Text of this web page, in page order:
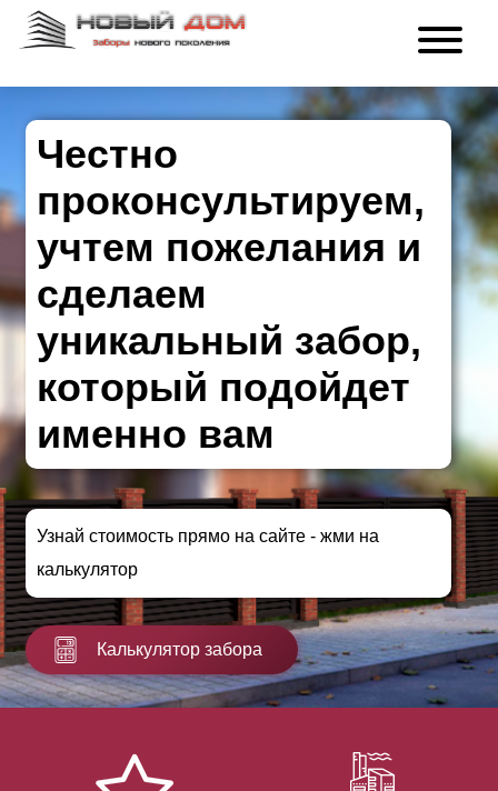
Честно
проконсультируем,
учтем пожелания и
сделаем
уникальный забор,
который подойдет
именно вам
Узнай стоимость прямо на сайте - жми на
калькулятор
Калькулятор забора